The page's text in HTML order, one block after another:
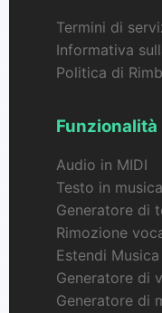
Termini di
Informativa
Politica di
Funzionalità
Audio in MIDI
Testo in musica
Generatore di
Rimozione
Estendi Musica
Generatore di
Generatore di